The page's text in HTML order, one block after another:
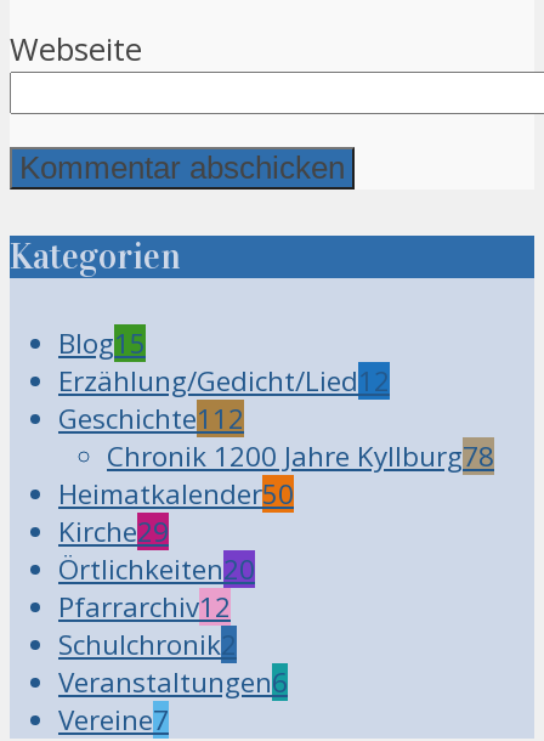
Webseite
Kategorien
Blog15
Erzählung/Gedicht/Lied12
Geschichte112
Chronik 1200 Jahre Kyllburg78
Heimatkalender50
Kirche29
Örtlichkeiten20
Pfarrarchiv12
Schulchronik2
Veranstaltungen6
Vereine7